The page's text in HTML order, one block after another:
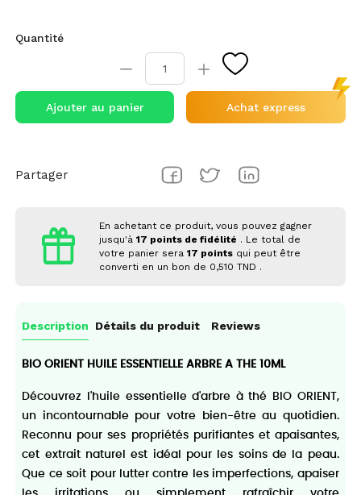
Quantité
Ajouter au panier Achat express
Partager
En achetant ce produit, vous pouvez gagner
jusqu'à17 points de fidélité . Le total de
votre panier sera17 points qui peut être
converti en un bon de 0,510 TND .
Description Détails du produit Reviews
BIO ORIENT HUILE ESSENTIELLE ARBRE A THE 10ML
Découvrez l'huile essentielle d'arbre à thé BIO ORIENT,
un incontournable pour votre bien-être au quotidien.
Reconnu pour ses propriétés purifiantes et apaisantes,
cet extrait naturel est idéal pour les soins de la peau.
Que ce soit pour lutter contre les imperfections, apaiser